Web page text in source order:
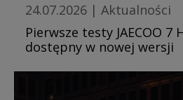
24.07.2026 | Aktualności
Pierwsze testy JAECOO
dostępny w nowej wersji